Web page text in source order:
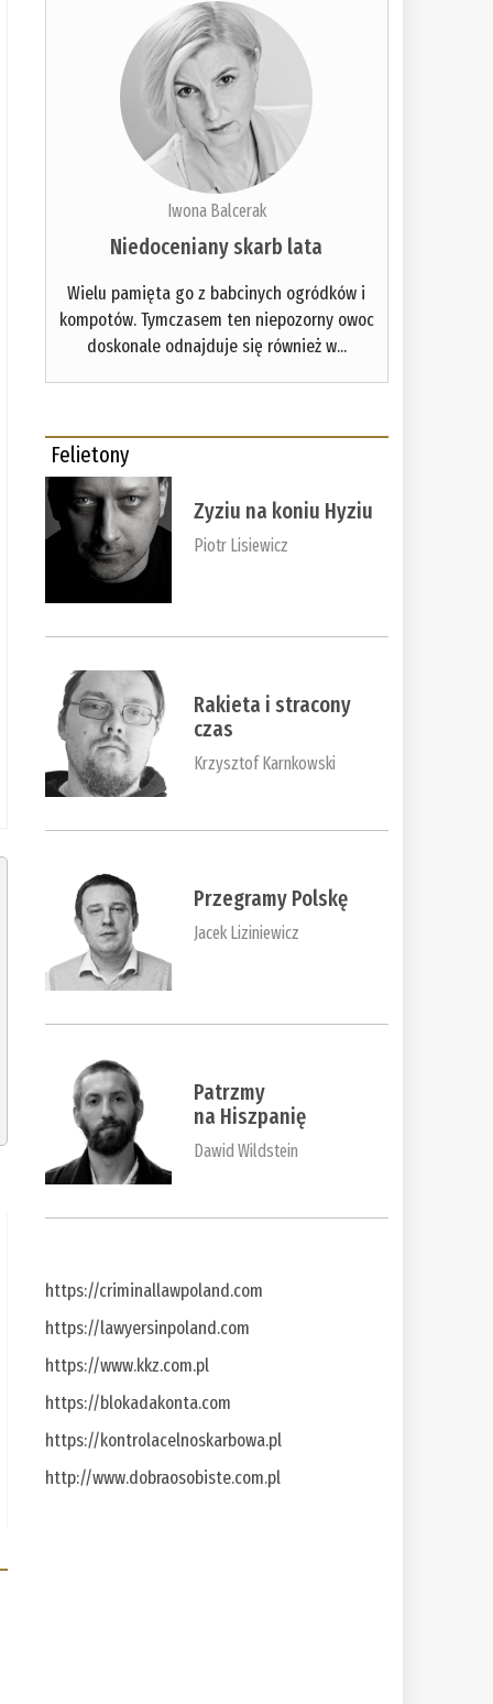
Iwona Balcerak
Niedoceniany skarb lata
Wielu pamięta go z babcinych ogródków i
kompotów. Tymczasem ten niepozorny owoc
doskonale odnajduje się również w...
Felietony
Zyziu na koniu Hyziu
Piotr Lisiewicz
Rakieta i stracony
czas
Krzysztof Karnkowski
Przegramy Polskę
Jacek Liziniewicz
Patrzmy
na Hiszpanię
Dawid Wildstein
https://criminallawpoland.com
https://lawyersinpoland.com
https://www.kkz.com.pl
https://blokadakonta.com
https://kontrolacelnoskarbowa.pl
http://www.dobraosobiste.com.pl